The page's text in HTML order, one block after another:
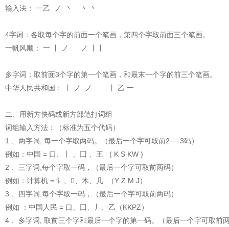
输入法： 一乙 ノ 丶 丶 丶
4字词：各取每个字的前面一个笔画，第四个字取前面三个笔画。
一帆风顺： 一 丨 ノ ノ 丨丨
多字词：取前面3个字的第一个笔画，和最末一个字的前三个笔画。
中华人民共和国： 丨 ノ ノ 丨 乙 一
二、用新方快码或新方部笔打词组
词组输入方法：（标准为五个代码）
1 、两字词, 每一个字取两码。（最后一个字可取前2──3码）
例如：中国 = 口、丨 、囗 、王 ( K S KW )
2 、三字词,每个字取一码，（最后一个字可取前两码）
例如：计算机 = 讠、、木、几 （Y Z M J）
3 、四字词,每个字取一码，（最后一个字可取前两码）
例如 ：中国人民 = 口、囗、丿、乙（KKPZ）
4 、多字词, 取前三个字和最后一个字的第一码。（最后一个字可取前